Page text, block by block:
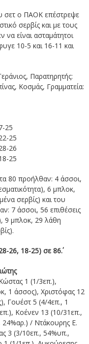
σετ ο ΠΑΟΚ επέστρεψε
σερβίς και με τους
είναι ασταμάτητοι
10-5 και 16-11 και
Παρατηρητής:
Κοσμάς, Γραμματεία:
25
25
26
25
80 προήλθαν: 4 άσσοι,
6 μπλοκ,
σερβίς) και του
7 άσσοι, 56 επιθέσεις
9 μπλοκ, 29 λάθη
26, 18-25) σε 86΄.
1 (1/3επ.),
1 άσσος), Χριστόφας 12
Γουέστ 5 (4/4επ., 1
Κοένεν 13 (10/31επ.,
/ Ντάκουρης Ε.
3 (3/10επ., 54%υπ.,